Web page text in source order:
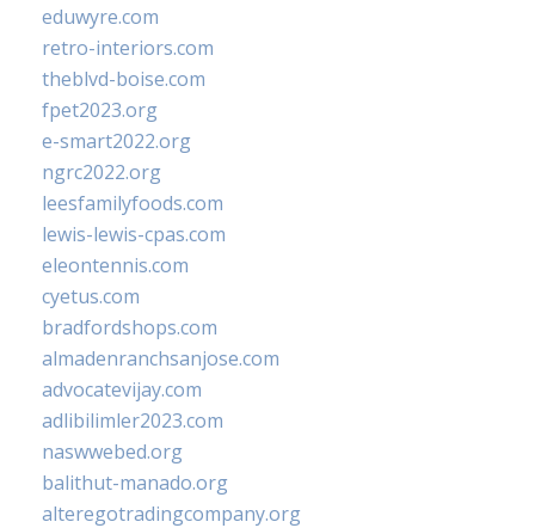
eduwyre.com
retro-interiors.com
theblvd-boise.com
fpet2023.org
e-smart2022.org
ngrc2022.org
leesfamilyfoods.com
lewis-lewis-cpas.com
eleontennis.com
cyetus.com
bradfordshops.com
almadenranchsanjose.com
advocatevijay.com
adlibilimler2023.com
naswwebed.org
balithut-manado.org
alteregotradingcompany.org